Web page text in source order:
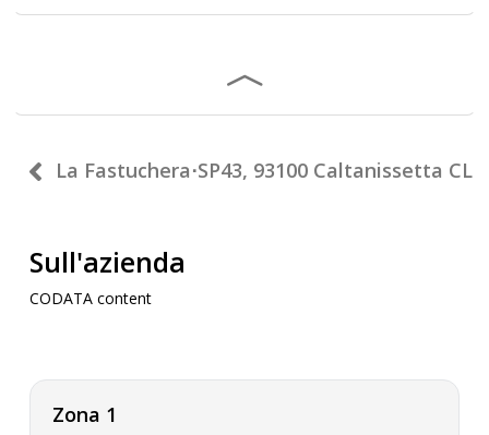
La Fastuchera⋅SP43, 93100 Caltanissetta CL
Sull'azienda
CODATA content
Zona 1